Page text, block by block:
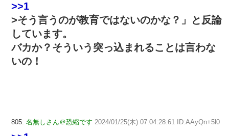
>>1
>そう言うのが教育ではないのかな？」と反論
しています。
バカか？そういう突っ込まれることは言わな
いの！
805: 名無しさん＠恐縮です 2024/01/25(木) 07:04:28.61 ID:AAyQn+5l0